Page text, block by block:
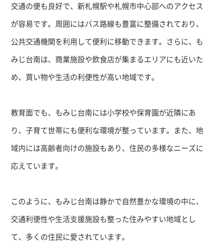
交通の便も良好で、新札幌駅や札幌市中心部へのアクセス
が容易です。周囲にはバス路線も豊富に整備されており、
公共交通機関を利用して便利に移動できます。さらに、も
みじ台南は、商業施設や飲食店が集まるエリアにも近いた
め、買い物や生活の利便性が高い地域です。
教育面でも、もみじ台南には小学校や保育園が近隣にあ
り、子育て世帯にも便利な環境が整っています。また、地
域内には高齢者向けの施設もあり、住民の多様なニーズに
応えています。
このように、もみじ台南は静かで自然豊かな環境の中に、
交通利便性や生活支援施設も整った住みやすい地域とし
て、多くの住民に愛されています。